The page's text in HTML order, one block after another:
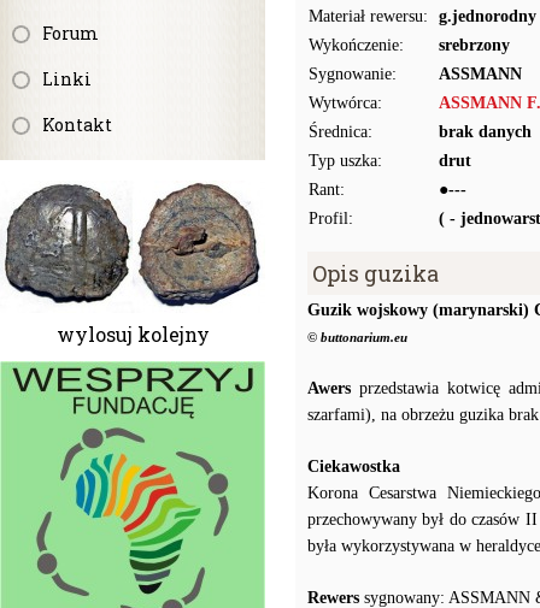
Forum
Linki
Kontakt
wylosuj kolejny
Materiał rewersu:
g.jednorodny
Wykończenie:
srebrzony
Sygnowanie:
ASSMANN
Wytwórca:
ASSMANN
Średnica:
brak danych
Typ uszka:
drut
Rant:
●---
Profil:
( -
Opis guzika
Guzik wojskowy (marynarski)
© buttonarium.eu
Awers przedstawia kotwicę
szarfami), na obrzeżu guzika
Ciekawostka
Korona Cesarstwa
przechowywany był do czasów
była wykorzystywana w
Rewers sygnowany: